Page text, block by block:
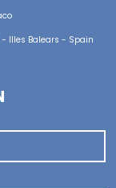
- Illes Balears - Spain